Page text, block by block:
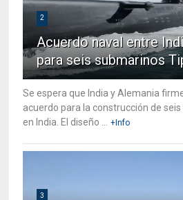
2
Acuerdo naval entre
para seis submarinos
Se espera que India y Alemania
acuerdo para la construcción de
en India. El diseño ...
+Info
3